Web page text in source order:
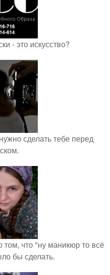
- это искусство?
сделать тебе перед
что "ну маникюр то всё
бы сделать.